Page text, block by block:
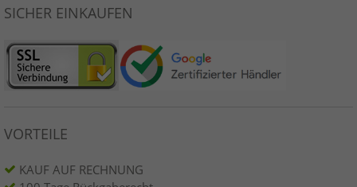
SICHER EINKAUFEN
VORTEILE
KAUF AUF RECHNUNG